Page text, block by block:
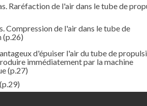
Raréfaction de l'air dans le tube de
Compression de l'air dans le tube de
(p.26)
d'épuiser l'air du tube de
immédiatement par la machine
(p.27)
(p.29)